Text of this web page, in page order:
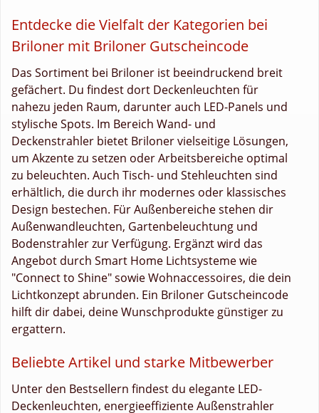
Entdecke die Vielfalt der Kategorien bei
Briloner mit Briloner Gutscheincode
Das Sortiment bei Briloner ist beeindruckend breit
gefächert. Du findest dort Deckenleuchten für
nahezu jeden Raum, darunter auch LED-Panels und
stylische Spots. Im Bereich Wand- und
Deckenstrahler bietet Briloner vielseitige Lösungen,
um Akzente zu setzen oder Arbeitsbereiche optimal
zu beleuchten. Auch Tisch- und Stehleuchten sind
erhältlich, die durch ihr modernes oder klassisches
Design bestechen. Für Außenbereiche stehen dir
Außenwandleuchten, Gartenbeleuchtung und
Bodenstrahler zur Verfügung. Ergänzt wird das
Angebot durch Smart Home Lichtsysteme wie
"Connect to Shine" sowie Wohnaccessoires, die dein
Lichtkonzept abrunden. Ein Briloner Gutscheincode
hilft dir dabei, deine Wunschprodukte günstiger zu
ergattern.
Beliebte Artikel und starke Mitbewerber
Unter den Bestsellern findest du elegante LED-
Deckenleuchten, energieeffiziente Außenstrahler